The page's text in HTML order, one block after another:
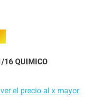
16 QUIMICO
el precio al x mayor